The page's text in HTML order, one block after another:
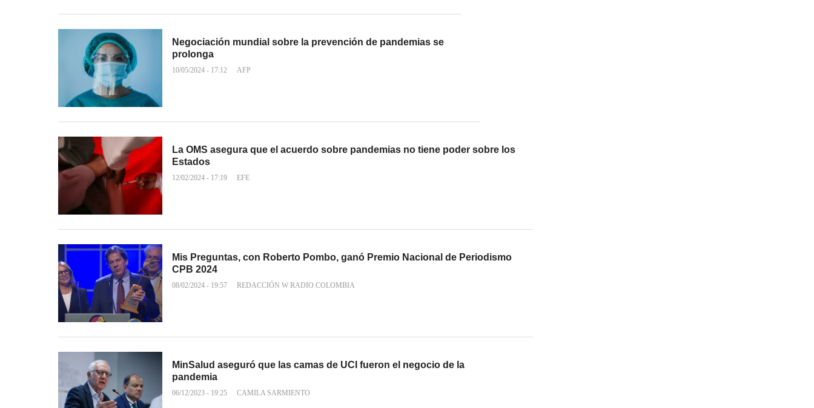
Negociación mundial sobre la prevención de pandemias se
prolonga
10/05/2024 - 17:12 AFP
La OMS asegura que el acuerdo sobre pandemias no tiene poder sobre los
Estados
12/02/2024 - 17:19 EFE
Mis Preguntas, con Roberto Pombo, ganó Premio Nacional de Periodismo
CPB 2024
08/02/2024 - 19:57 REDACCIÓN W RADIO COLOMBIA
MinSalud aseguró que las camas de UCI fueron el negocio de la
pandemia
06/12/2023 - 19:25 CAMILA SARMIENTO